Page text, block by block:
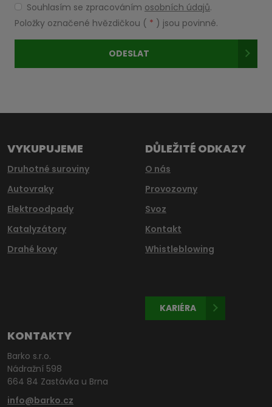
Souhlasím
se
zpracováním
osobních
Souhlasím se zpracováním osobních údajů.
Položky označené hvězdičkou ( * ) jsou povinné.
ODESLAT
nepodařilo
VYKUPUJEME
Druhotné suroviny
Autovraky
Elektroodpady
Katalyzátory
Drahé kovy
DŮLEŽITÉ ODKAZY
O nás
Provozovny
Svoz
Kontakt
Whistleblowing
KARIÉRA
KONTAKTY
Barko s.r.o.
Nádražní 598
664 84 Zastávka u Brna
info@barko.cz